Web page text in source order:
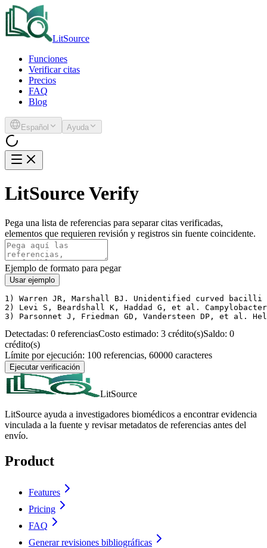
LitSource
Funciones
Verificar citas
Precios
FAQ
Blog
Español Ayuda
LitSource Verify
Pega una lista de referencias para separar citas verificadas,
elementos que requieren revisión y registros sin fuente coincidente.
Ejemplo de formato para pegar
Usar ejemplo
1) Warren JR, Marshall BJ. Unidentified curved
2) Levi S, Beardshall K, Haddad G, et al.
3) Parsonnet J, Friedman GD, Vandersteen DP, et al.
Detectadas: 0 referenciasCosto estimado: 3 crédito(s)Saldo: 0
crédito(s)
Límite por ejecución: 100 referencias, 60000 caracteres
Ejecutar verificación
LitSource
LitSource ayuda a investigadores biomédicos a encontrar evidencia
vinculada a la fuente y revisar metadatos de referencias antes del
envío.
Product
Features
Pricing
FAQ
Generar revisiones bibliográficas